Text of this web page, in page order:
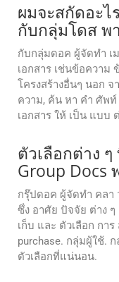
ผมจะสกัดอะไ
กับกลุ่มโดส พ
กับกลุ่มดอค ผู้จัดทํา เ
เอกสาร เช่นข้อความ
โครงสร้างอื่นๆ นอก
ความ, ค้น หา คํา ศัพ
เอกสาร ให้ เป็น แบบ
ตัวเลือกต่าง
Group Docs
กรุ๊ปดอค ผู้จัดทํา คลา
ซึ่ง อาศัย ปัจจัย ต่าง ๆ
เก็บ และ ตัวเลือก กา
purchase. กลุ่มผู้ใช้.
ตัวเลือกที่แน่นอน.